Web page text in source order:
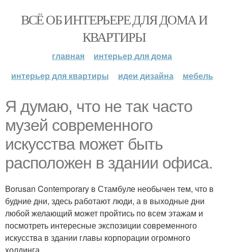
ВСЁ ОБ ИНТЕРЬЕРЕ ДЛЯ ДОМА И
КВАРТИРЫ
главная
интерьер для дома
интерьер для квартиры
идеи дизайна мебель
Я думаю, что не так часто
музей современного
искусства может быть
расположен в здании офиса.
Borusan Contemporary в Стамбуле необычен тем, что в
будние дни, здесь работают люди, а в выходные дни
любой желающий может пройтись по всем этажам и
посмотреть интересные экспозиции современного
искусства в здании главы корпорации огромного